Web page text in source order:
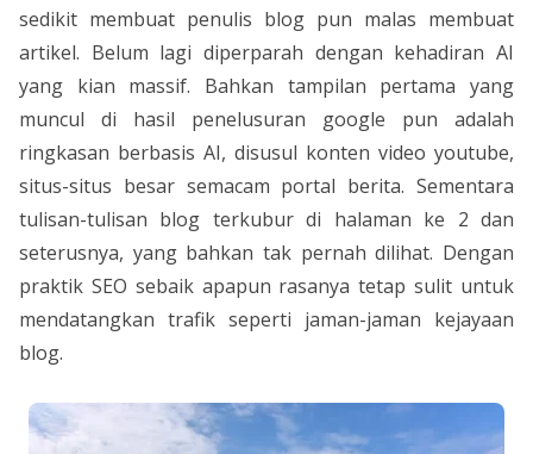
sedikit membuat penulis blog pun malas membuat
artikel. Belum lagi diperparah dengan kehadiran AI
yang kian massif. Bahkan tampilan pertama yang
muncul di hasil penelusuran google pun adalah
ringkasan berbasis AI, disusul konten video youtube,
situs-situs besar semacam portal berita. Sementara
tulisan-tulisan blog terkubur di halaman ke 2 dan
seterusnya, yang bahkan tak pernah dilihat. Dengan
praktik SEO sebaik apapun rasanya tetap sulit untuk
mendatangkan trafik seperti jaman-jaman kejayaan
blog.